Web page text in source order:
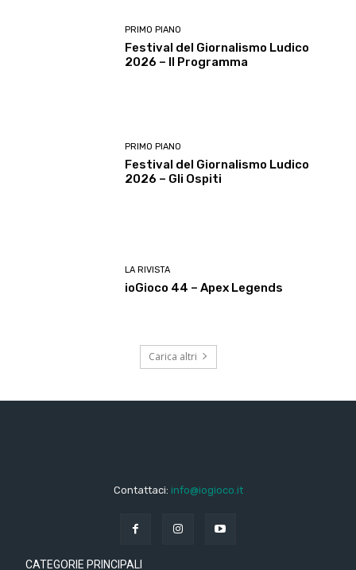
PRIMO PIANO
Festival del Giornalismo Ludico
2026 – Il Programma
PRIMO PIANO
Festival del Giornalismo Ludico
2026 – Gli Ospiti
LA RIVISTA
ioGioco 44 – Apex Legends
Carica altri
Contattaci: info@iogioco.it
CATEGORIE PRINCIPALI